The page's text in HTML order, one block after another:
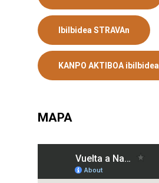
Ibilbidea STRAVAn
KANPO AKTIBOA ibilbidea
MAPA